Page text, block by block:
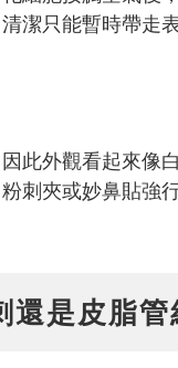
只能暫時帶走
此外觀看起來像
刺夾或妙鼻貼強行
是皮脂管